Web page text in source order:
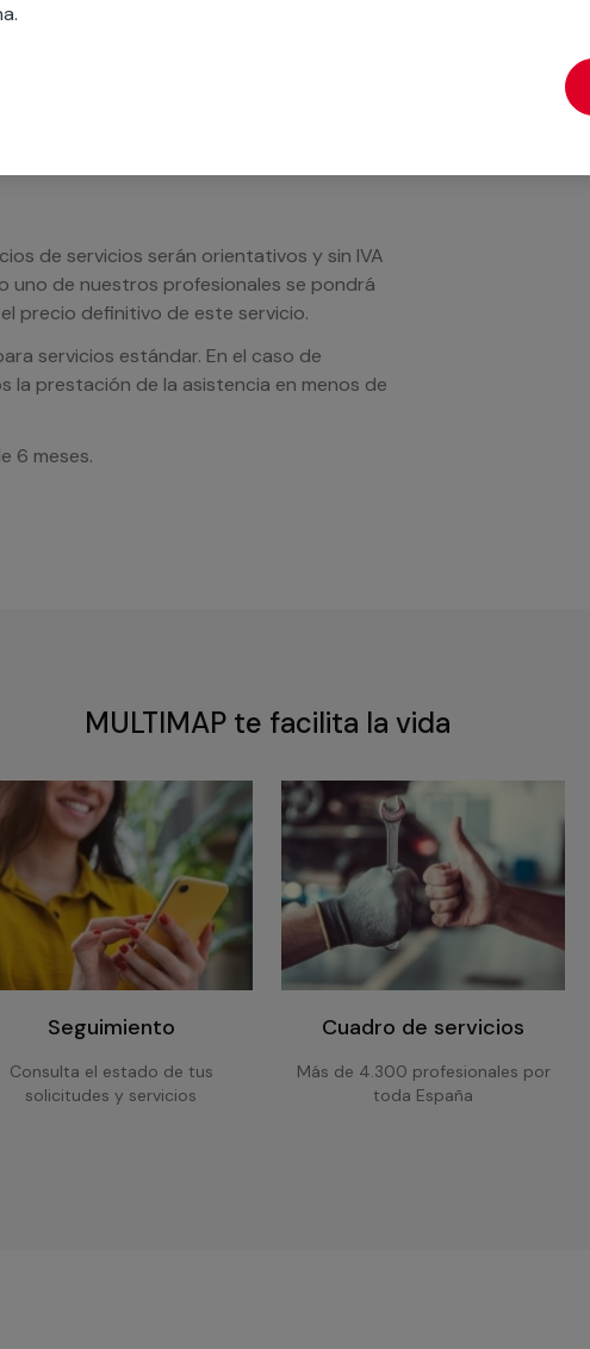
de servicios serán orientativos y sin IVA
uno de nuestros profesionales se pondrá
precio definitivo de este servicio.
servicios estándar. En el caso de
la prestación de la asistencia en menos de
6 meses.
MULTIMAP te facilita la vida
Seguimiento
Consulta el estado de tus
solicitudes y servicios
Cuadro de servicios
Más de 4.300 profesionales por
toda España